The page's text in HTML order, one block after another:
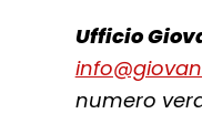
Ufficio
numero